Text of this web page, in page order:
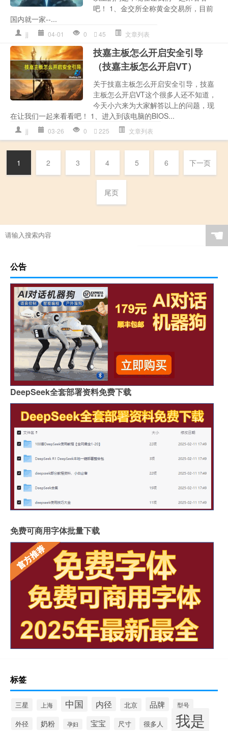
吧！ 1、金交所全称黄金交易所，目前
国内就一家--...
jj 04-01 0 45 文章列表
技嘉主板怎么开启安全引导
（技嘉主板怎么开启VT）
关于技嘉主板怎么开启安全引导，技嘉
主板怎么开启VT这个很多人还不知道，
今天小六来为大家解答以上的问题，现
在让我们一起来看看吧！ 1、进入到该电脑的BIOS...
jj 03-26 0 225 文章列表
1 2 3 4 5 6 下一页
尾页
☚
公告
DeepSeek全套部署资料免费下载
免费可商用字体批量下载
标签
三星 上海 中国 内径 北京 品牌 型号
外径 奶粉 孕妇 宝宝 尺寸 很多人 我是